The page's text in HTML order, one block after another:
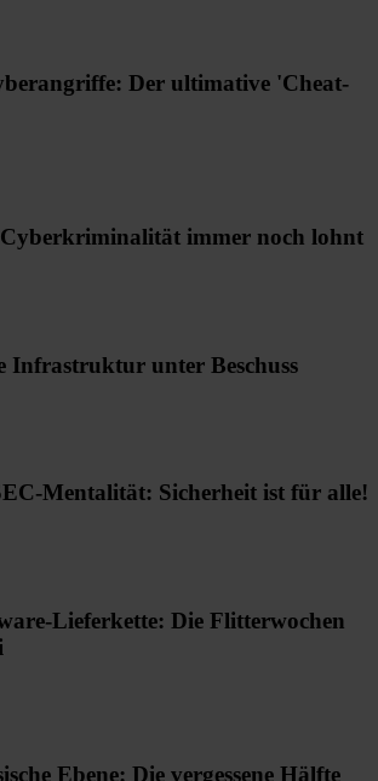
Der ultimative 'Cheat-
immer noch lohnt
Infrastruktur unter Beschuss
Mentalität: Sicherheit ist für alle!
Lieferkette: Die Flitterwochen
Ebene: Die vergessene Hälfte